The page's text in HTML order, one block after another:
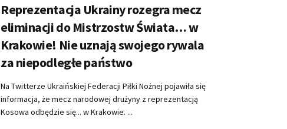
Reprezentacja Ukrainy rozegra mecz
eliminacji do Mistrzostw Świata… w
Krakowie! Nie uznają swojego rywala
za niepodległe państwo
Na Twitterze Ukraińskiej Federacji Piłki Nożnej pojawiła się
informacja, że mecz narodowej drużyny z reprezentacją
Kosowa odbędzie się... w Krakowie. ...